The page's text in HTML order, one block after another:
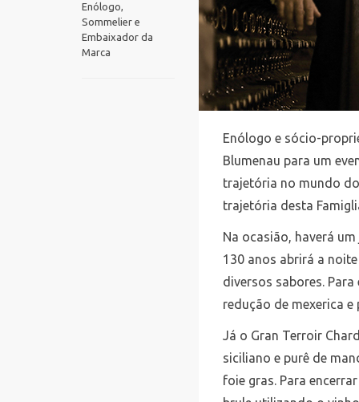
Enólogo e sócio-
Blumenau para um
trajetória no mundo
trajetória desta
Na ocasião, haverá
130 anos abrirá a
diversos sabores.
redução de mexerica
Já o Gran Terroir
siciliano e purê de
foie gras. Para
Enólogo,
Sommelier e
Embaixador da
Marca